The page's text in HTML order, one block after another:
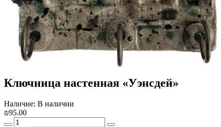
Ключница настенная «Уэнсдей»
Наличие: В наличии
₪95.00